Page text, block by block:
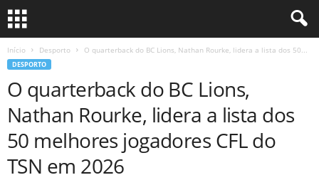
Início Desporto O quarterback do BC Lions, Nathan Rourke, lidera a lista dos 50...
DESPORTO
O quarterback do BC Lions,
Nathan Rourke, lidera a lista dos
50 melhores jogadores CFL do
TSN em 2026